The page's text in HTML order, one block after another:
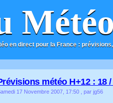
en direct pour la France :
météo H+12 : 18
17 Novembre 2007, 17:50 , par jg56